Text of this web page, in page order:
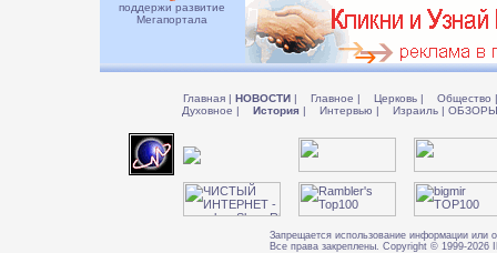
поддержи развитие
Мегапортала
Главная | НОВОСТИ | Главное | Церковь | Общество |
Духовное | История | Интервью | Израиль |
Запрещается использование информации или
Все права закреплены. Copyright © 1999-